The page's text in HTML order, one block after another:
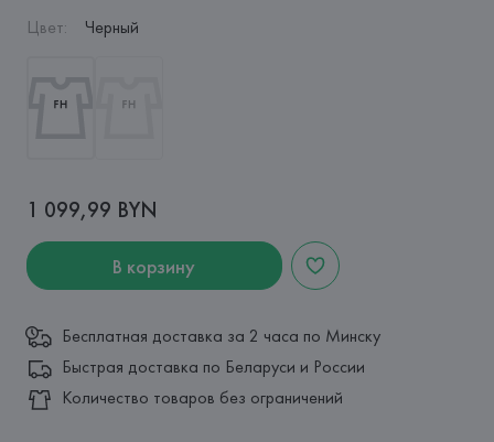
Цвет: Черный
1 099,99 BYN
В корзину
Бесплатная доставка за 2 часа по Минску
Быстрая доставка по Беларуси и России
Количество товаров без ограничений